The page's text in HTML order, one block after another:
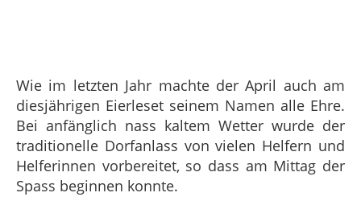
Wie im letzten Jahr machte der April auch am
diesjährigen Eierleset seinem Namen alle Ehre.
Bei anfänglich nass kaltem Wetter wurde der
traditionelle Dorfanlass von vielen Helfern und
Helferinnen vorbereitet, so dass am Mittag der
Spass beginnen konnte.